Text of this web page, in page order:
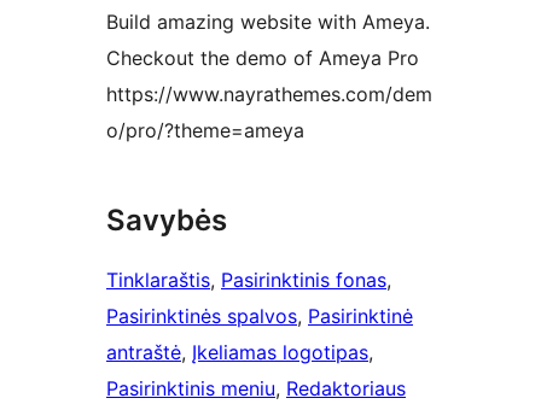
Build amazing website with Ameya.
Checkout the demo of Ameya Pro
https://www.nayrathemes.com/dem
o/pro/?theme=ameya
Savybės
Tinklaraštis, Pasirinktinis fonas
Pasirinktinės spalvos, Pasirinktinė
antraštė, Įkeliamas logotipas
Pasirinktinis meniu, Redaktoriaus